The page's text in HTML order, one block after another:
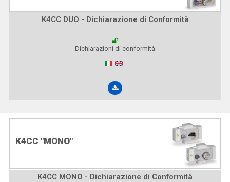
K4CC DUO - Dichiarazione di Conformità
Dichiarazioni di conformità
K4CC "MONO"
K4CC MONO - Dichiarazione di Conformità